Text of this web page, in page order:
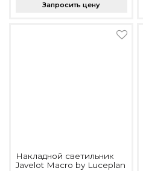
Запросить цену
Накладной светильник
Javelot Macro by Luceplan